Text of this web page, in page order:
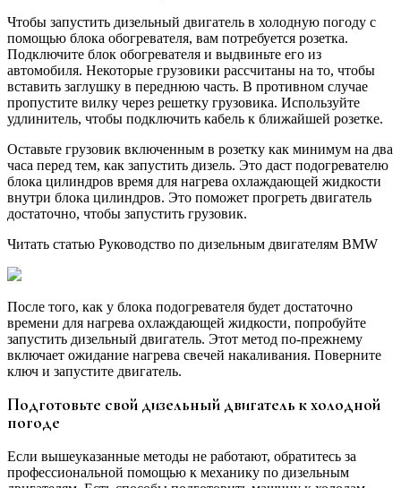
Чтобы запустить дизельный двигатель в холодную погоду с
помощью блока обогревателя, вам потребуется розетка.
Подключите блок обогревателя и выдвиньте его из
автомобиля. Некоторые грузовики рассчитаны на то, чтобы
вставить заглушку в переднюю часть. В противном случае
пропустите вилку через решетку грузовика. Используйте
удлинитель, чтобы подключить кабель к ближайшей розетке.
Оставьте грузовик включенным в розетку как минимум на два
часа перед тем, как запустить дизель. Это даст подогревателю
блока цилиндров время для нагрева охлаждающей жидкости
внутри блока цилиндров. Это поможет прогреть двигатель
достаточно, чтобы запустить грузовик.
Читать статью Руководство по дизельным двигателям BMW
После того, как у блока подогревателя будет достаточно
времени для нагрева охлаждающей жидкости, попробуйте
запустить дизельный двигатель. Этот метод по-прежнему
включает ожидание нагрева свечей накаливания. Поверните
ключ и запустите двигатель.
Подготовьте свой дизельный двигатель к холодной
погоде
Если вышеуказанные методы не работают, обратитесь за
профессиональной помощью к механику по дизельным